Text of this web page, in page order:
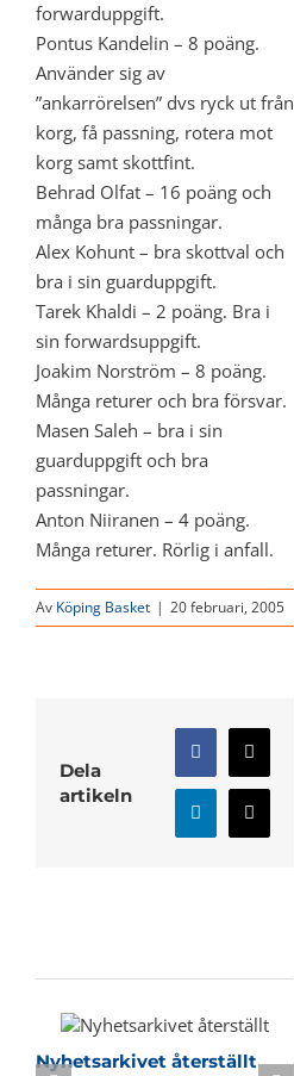
forwarduppgift.
Pontus Kandelin – 8 poäng.
Använder sig av
”ankarrörelsen” dvs ryck ut från
korg, få passning, rotera mot
korg samt skottfint.
Behrad Olfat – 16 poäng och
många bra passningar.
Alex Kohunt – bra skottval och
bra i sin guarduppgift.
Tarek Khaldi – 2 poäng. Bra i
sin forwardsuppgift.
Joakim Norström – 8 poäng.
Många returer och bra försvar.
Masen Saleh – bra i sin
guarduppgift och bra
passningar.
Anton Niiranen – 4 poäng.
Många returer. Rörlig i anfall.
Av Köping Basket | 20 februari, 2005
Dela
artikeln
Facebook
X
LinkedInE-
post
Nyhetsarkivet återställt